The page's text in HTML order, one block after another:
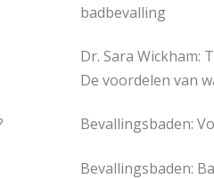
badbevalling
Dr. Sara
De voordelen van
Bevallingsbaden:
Bevallingsbaden: